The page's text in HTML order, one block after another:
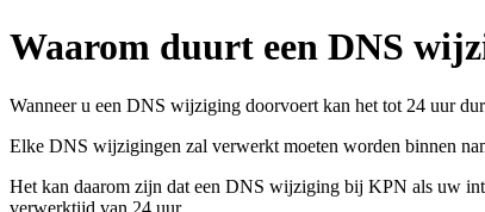
Waarom duurt een DNS
Wanneer u een DNS wijziging doorvoert kan het tot 24 uur
Elke DNS wijzigingen zal verwerkt moeten worden binnen
Het kan daarom zijn dat een DNS wijziging bij KPN als uw
verwerktijd van 24 uur.